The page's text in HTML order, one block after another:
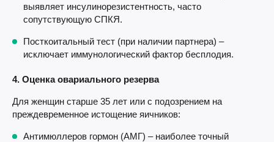
выявляет инсулинорезистентность, часто
сопутствующую СПКЯ.
Посткоитальный тест (при наличии партнера) –
исключает иммунологический фактор бесплодия.
4. Оценка овариального резерва
Для женщин старше 35 лет или с подозрением на
преждевременное истощение яичников:
Антимюллеров гормон (АМГ) – наиболее точный